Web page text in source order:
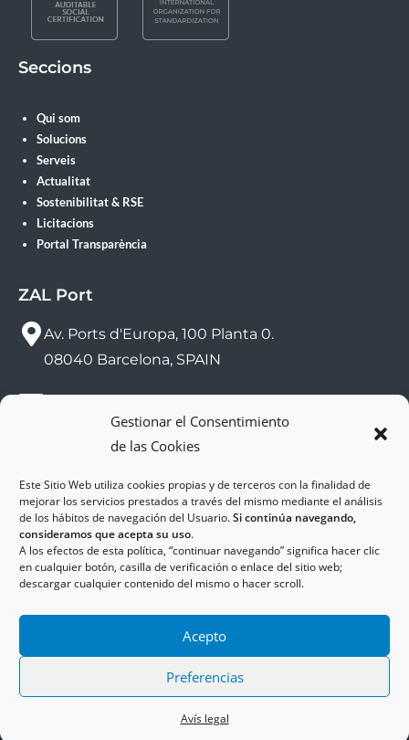
Gestionar el Consentimiento
de las Cookies
Este Sitio Web utiliza cookies propias y de terceros con la finalidad de
mejorar los servicios prestados a través del mismo mediante el análisis
de los hábitos de navegación del Usuario.Si continúa navegando,
consideramos que acepta su uso.
A los efectos de esta política, “continuar navegando” significa hacer clic
en cualquier botón, casilla de verificación o enlace del sitio web;
descargar cualquier contenido del mismo o hacer scroll.
Acepto
Preferencias
Avís legal
Seccions
Qui som
Solucions
Serveis
Actualitat
Sostenibilitat & RSE
Licitacions
Portal Transparència
ZAL Port
Av. Ports d'Europa, 100 Planta 0.
08040 Barcelona, SPAIN
(+34) 93 552 58 26
Política de Cookies
Política de Privadesa